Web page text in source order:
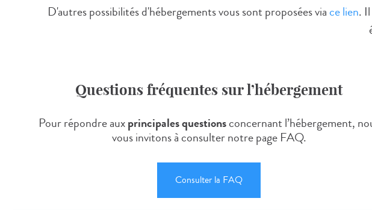
D'autres possibilités d'hébergements vous sont proposées viace lien.
Questions fréquentes sur l’hébergement
Pour répondre auxprincipales questionsconcernant l’hébergement,
vous invitons à consulter notre page FAQ.
Consulter la FAQ